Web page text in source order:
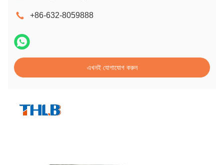
+86-632-8059888
এখনই যোগাযোগ করুন